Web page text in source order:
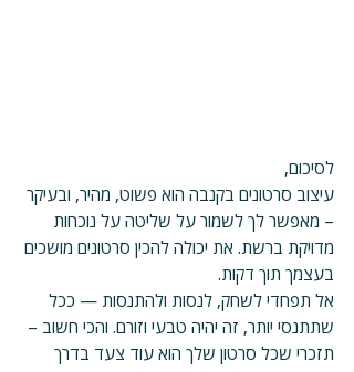
לסיכום,
עיצוב סרטונים בקנבה הוא פשוט, מהיר, ובעיקר
– מאפשר לך לשמור על שליטה על נוכחות
מדויקת ברשת. את יכולה להכין סרטונים מושכים
בעצמך תוך דקות.
אל תפחדי לשחק, לנסות ולהתנסות — ככל
שתתנסי יותר, זה יהיה טבעי וזורם. והכי חשוב –
תזכרי שכל סרטון שלך הוא עוד צעד בדרך